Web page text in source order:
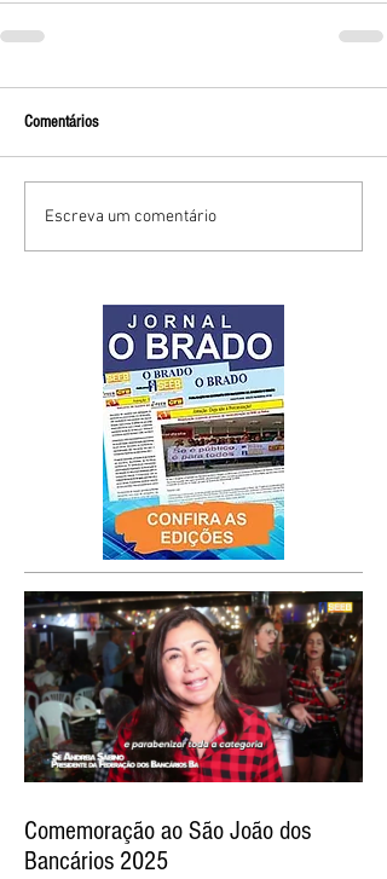
Comentários
Escreva um comentário
Comemoração ao São João dos
Bancários 2025